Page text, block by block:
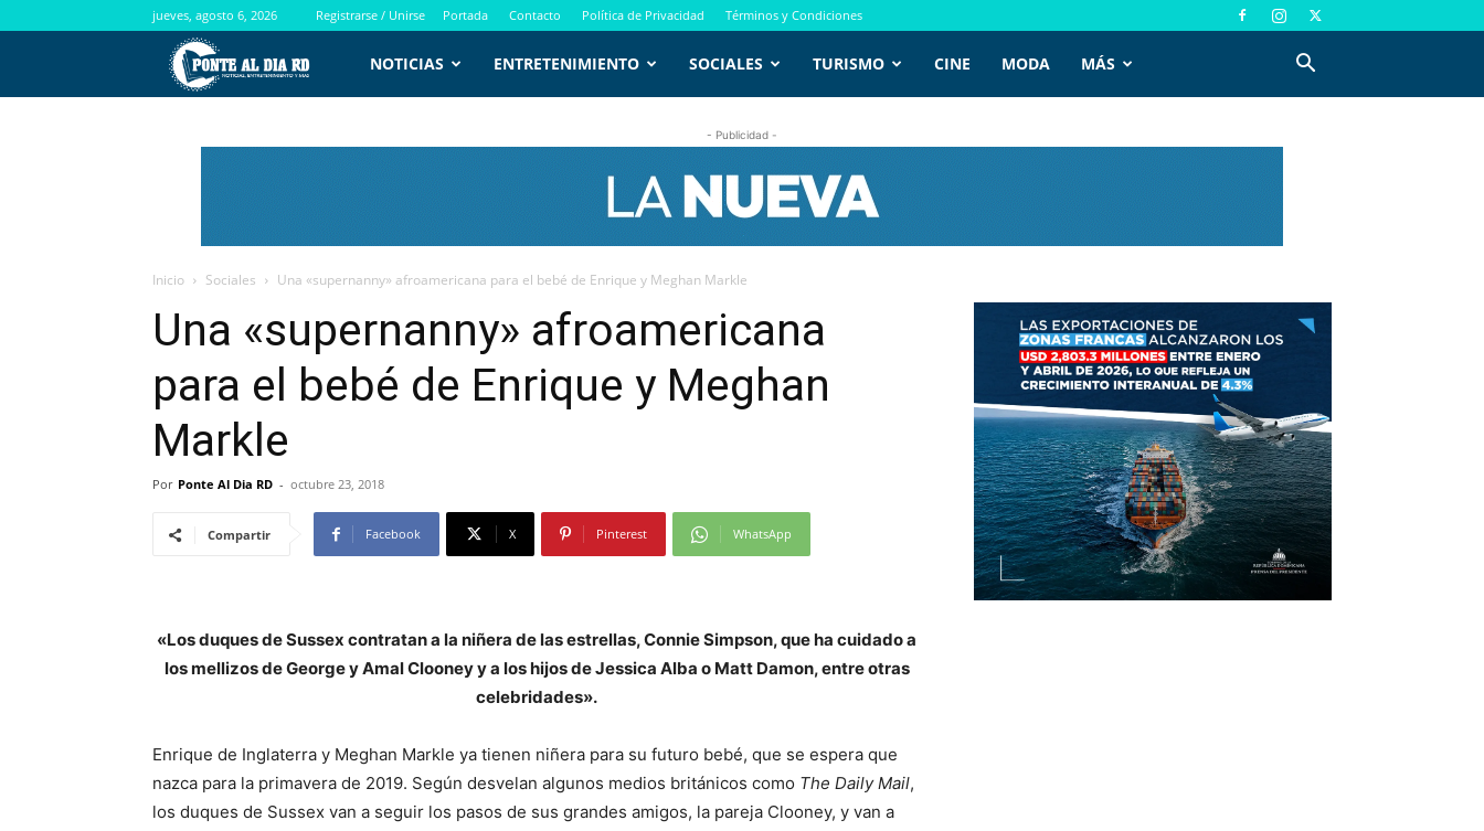
jueves, agosto 6, 2026 Registrarse / Unirse Portada Contacto Política de Privacidad Términos y Condiciones
PontealdiaRD.com
NOTICIAS ENTRETENIMIENTO SOCIALES TURISMO CINE MODA MÁS
- Publicidad -
Inicio Sociales Una «supernanny» afroamericana para el bebé de Enrique y Meghan Markle
Una «supernanny» afroamericana
para el bebé de Enrique y Meghan
Markle
Por Ponte Al Dia RD - octubre 23, 2018
Compartir Facebook X Pinterest WhatsApp
«Los duques de Sussex contratan a la niñera de las estrellas, Connie Simpson, que ha cuidado a
los mellizos de George y Amal Clooney y a los hijos de Jessica Alba o Matt Damon, entre otras
celebridades».
Enrique de Inglaterra y Meghan Markle ya tienen niñera para su futuro bebé, que se espera que
nazca para la primavera de 2019. Según desvelan algunos medios británicos como The Daily Mail,
los duques de Sussex van a seguir los pasos de sus grandes amigos, la pareja Clooney, y van a